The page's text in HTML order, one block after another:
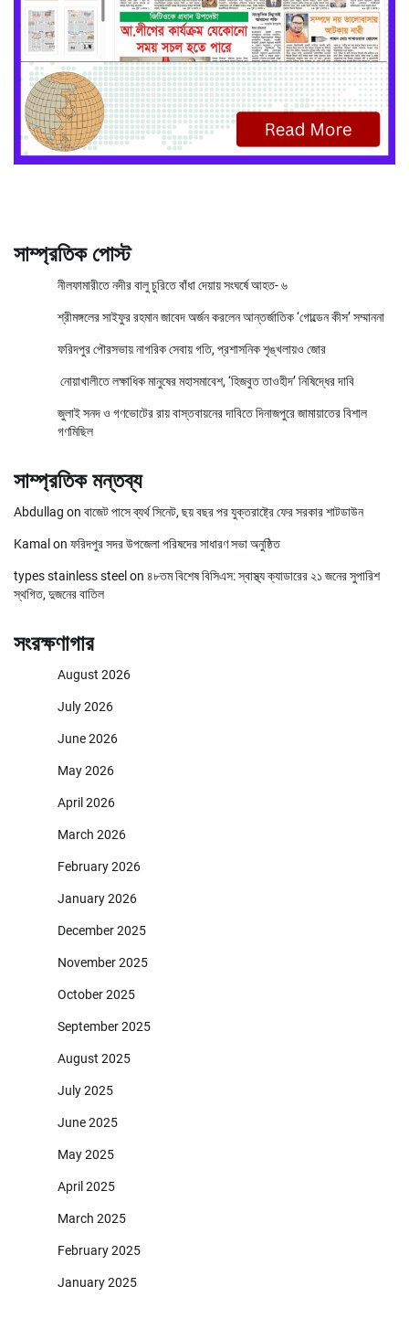
সাম্প্রতিক পোস্ট
নীলফামারীতে নদীর বালু চুরিতে বাঁধা দেয়ায় সংঘর্ষে আহত- ৬
শ্রীমঙ্গলের সাইফুর রহমান জাবেদ অর্জন করলেন আন্তর্জাতিক ‘গোল্ডেন কীস’ সম্মাননা
ফরিদপুর পৌরসভায় নাগরিক সেবায় গতি, প্রশাসনিক শৃঙ্খলায়ও জোর
নোয়াখালীতে লক্ষাধিক মানুষের মহাসমাবেশ, ‘হিজবুত তাওহীদ’ নিষিদ্ধের দাবি
জুলাই সনদ ও গণভোটের রায় বাস্তবায়নের দাবিতে দিনাজপুরে জামায়াতের বিশাল
গণমিছিল
সাম্প্রতিক মন্তব্য
Abdullag on বাজেট পাসে ব্যর্থ সিনেট, ছয় বছর পর যুক্তরাষ্ট্রে ফের সরকার শাটডাউন
Kamal on ফরিদপুর সদর উপজেলা পরিষদের সাধারণ সভা অনুষ্ঠিত
types stainless steel on ৪৮তম বিশেষ বিসিএস: স্বাস্থ্য ক্যাডারের ২১ জনের সুপারিশ
স্থগিত, দুজনের বাতিল
সংরক্ষণাগার
August 2026
July 2026
June 2026
May 2026
April 2026
March 2026
February 2026
January 2026
December 2025
November 2025
October 2025
September 2025
August 2025
July 2025
June 2025
May 2025
April 2025
March 2025
February 2025
January 2025